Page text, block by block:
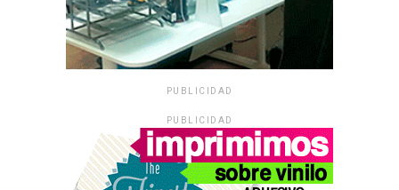
PUBLICIDAD
PUBLICIDAD